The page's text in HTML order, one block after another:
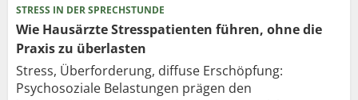
STRESS IN DER SPRECHSTUNDE
Wie Hausärzte Stresspatienten führen, ohne die
Praxis zu überlasten
Stress, Überforderung, diffuse Erschöpfung:
Psychosoziale Belastungen prägen den